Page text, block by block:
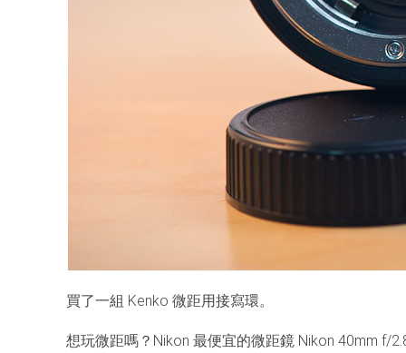
買了一組 Kenko 微距用接寫環。
想玩微距嗎？Nikon 最便宜的微距鏡 Nikon 40mm f/